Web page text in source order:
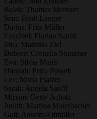
Balak: Thomas Meixner
Sem: Fredi Langer
Darius: Fritz Müller
Ezechiel: Florian Sanftl
Jitro: Matthias Ziel
Debora: Cornelia Stummer
Eva: Silvia Maier
Hannah: Petra Posselt
Lea: Maria Platzer
Sarah: Angela Sanftl
Miriam: Gerty Achatz
Judith: Martina Maierbacher
Gott: Anselm Ettmüller